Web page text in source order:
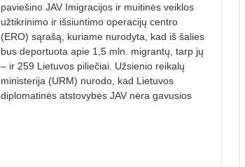
paviešino JAV Imigracijos ir muitinės veiklos
užtikrinimo ir išsiuntimo operacijų centro
(ERO) sąrašą, kuriame nurodyta, kad iš šalies
bus deportuota apie 1,5 mln. migrantų, tarp jų
– ir 259 Lietuvos piliečiai. Užsienio reikalų
ministerija (URM) nurodo, kad Lietuvos
diplomatinės atstovybės JAV nėra gavusios